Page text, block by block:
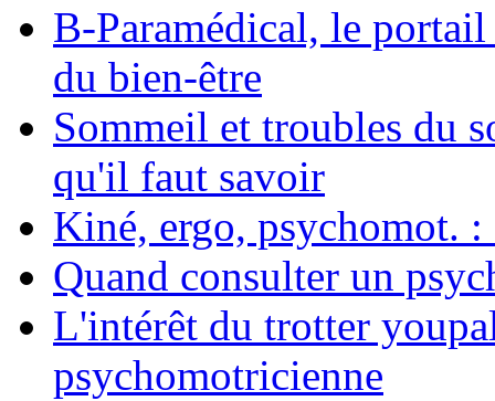
B-Paramédical, le portail
du bien-être
Sommeil et troubles du
qu'il faut savoir
Kiné, ergo, psychomot. :
Quand consulter un
L'intérêt du trotter
psychomotricienne